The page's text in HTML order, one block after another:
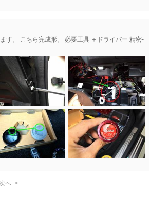
す。 こちら完成形。 必要工具 ＋ドライバー 精密-
次へ >